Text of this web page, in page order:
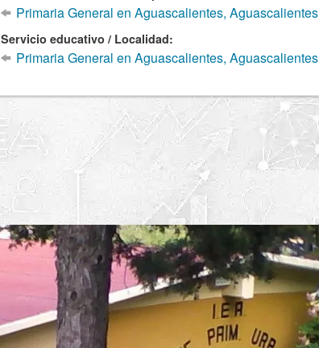
Primaria General en Aguascalientes, Aguascalientes
Servicio educativo / Localidad:
Primaria General en Aguascalientes, Aguascalientes